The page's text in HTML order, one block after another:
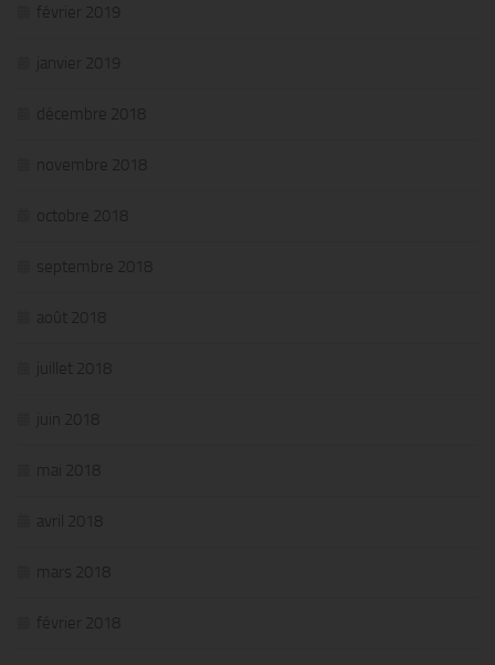
février 2019
janvier 2019
décembre 2018
novembre 2018
octobre 2018
septembre 2018
août 2018
juillet 2018
juin 2018
mai 2018
avril 2018
mars 2018
février 2018